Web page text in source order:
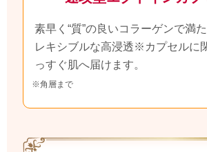
素早く“質”の良いコラーゲンで満た
レキシブルな高浸透※ カプセルに
っすぐ肌へ届けます。
※角層まで